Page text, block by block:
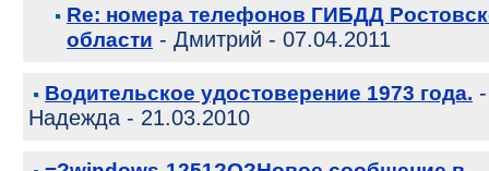
Re: номера телефонов ГИБДД
области - Дмитрий - 07.04.2011
Водительское удостоверение 1973 года. -
Надежда - 21.03.2010